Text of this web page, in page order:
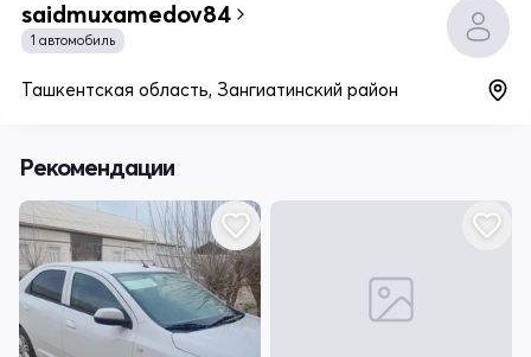
saidmuxamedov84
1 автомобиль
Ташкентская область, Зангиатинский район
Рекомендации